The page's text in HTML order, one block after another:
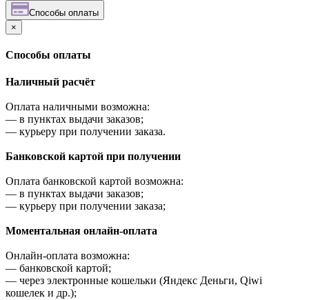
Cпособы оплаты
×
Cпособы оплаты
Наличный расчёт
Оплата наличными возможна:
— в пунктах выдачи заказов;
— курьеру при получении заказа.
Банковской картой при получении
Оплата банковской картой возможна:
— в пунктах выдачи заказов;
— курьеру при получении заказа;
Моментальная онлайн-оплата
Онлайн-оплата возможна:
— банковской картой;
— через электронные кошельки (Яндекс Деньги, Qiwi
кошелек и др.);